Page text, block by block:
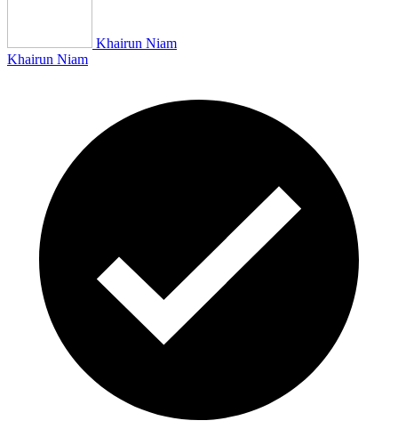
Khairun Niam
Khairun Niam